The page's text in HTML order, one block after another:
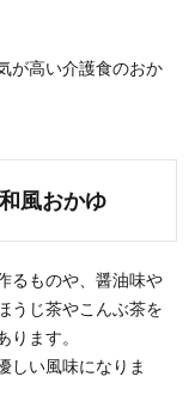
が高い介護食のおか
風おかゆ
るものや、醤油味や
うじ茶やこんぶ茶を
ます。
しい風味になりま